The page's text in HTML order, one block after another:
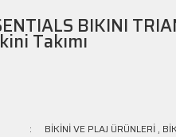
BIKINI
Takımı
BİKİNİ VE PLAJ ÜRÜNLERİ ,